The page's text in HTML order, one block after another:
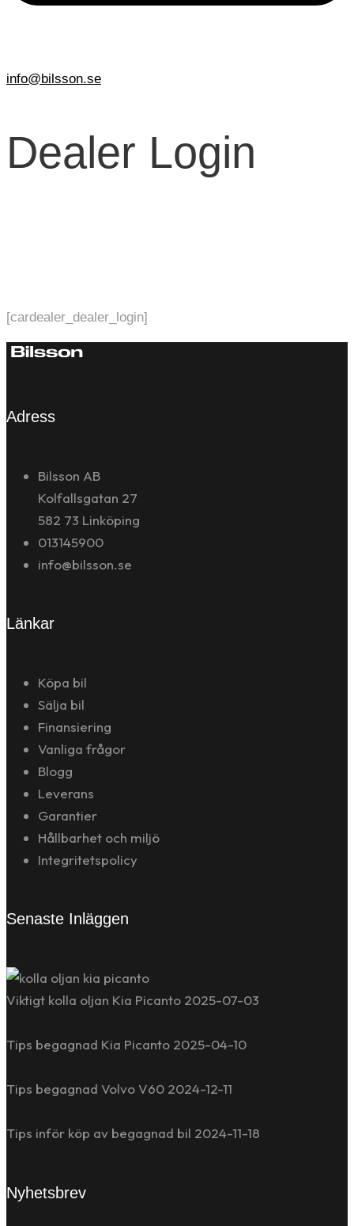
info@bilsson.se
Dealer Login
[cardealer_dealer_login]
Adress
Bilsson AB
Kolfallsgatan 27
582 73 Linköping
013145900
info@bilsson.se
Länkar
Köpa bil
Sälja bil
Finansiering
Vanliga frågor
Blogg
Leverans
Garantier
Hållbarhet och miljö
Integritetspolicy
Senaste Inläggen
Viktigt kolla oljan Kia Picanto 2025-07-03
Tips begagnad Kia Picanto 2025-04-10
Tips begagnad Volvo V60 2024-12-11
Tips inför köp av begagnad bil 2024-11-18
Nyhetsbrev